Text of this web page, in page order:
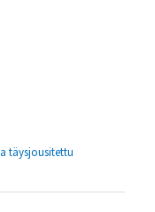
täysjousitettu